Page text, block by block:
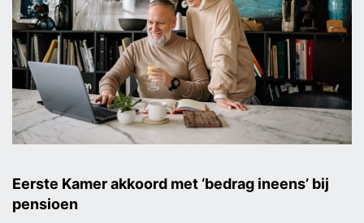
Eerste Kamer akkoord met ‘bedrag ineens’ bij
pensioen